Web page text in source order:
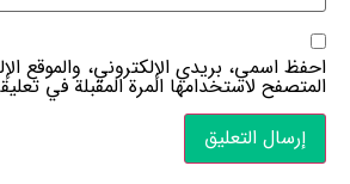
احفظ اسمي، بريدي الإلكتروني، والموقع
المتصفح لاستخدامها المرة المقبلة في